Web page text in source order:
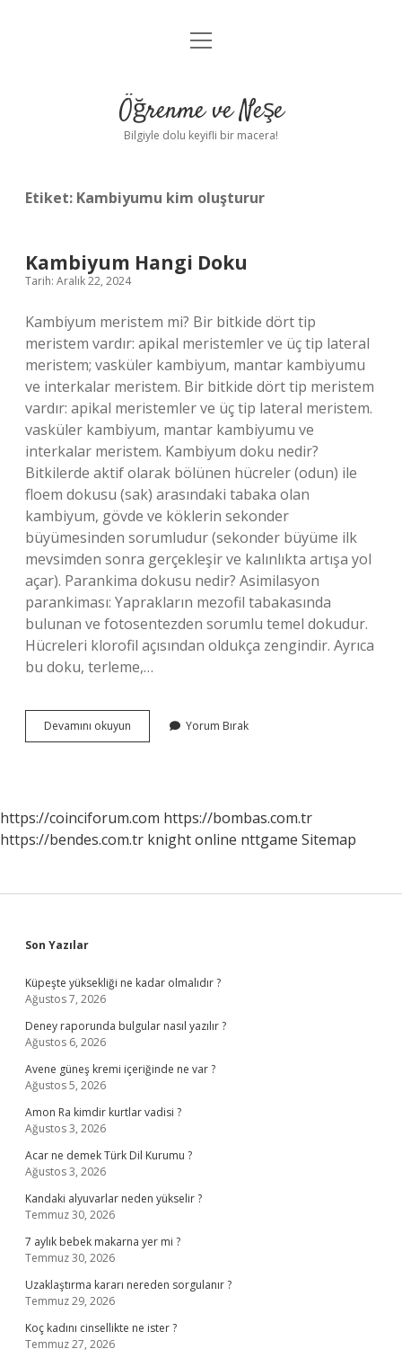
Anasayfa
Yasal Uyarı
menüyü
Öğrenme ve Neşe
Bilgiyle dolu keyifli bir macera!
Etiket: Kambiyumu kim oluşturur
Kambiyum Hangi Doku
Tarih: Aralık 22, 2024
Kambiyum meristem mi? Bir bitkide dört tip
meristem vardır: apikal meristemler ve üç tip lateral
meristem; vasküler kambiyum, mantar kambiyumu
ve interkalar meristem. Bir bitkide dört tip meristem
vardır: apikal meristemler ve üç tip lateral meristem.
vasküler kambiyum, mantar kambiyumu ve
interkalar meristem. Kambiyum doku nedir?
Bitkilerde aktif olarak bölünen hücreler (odun) ile
floem dokusu (sak) arasındaki tabaka olan
kambiyum, gövde ve köklerin sekonder
büyümesinden sorumludur (sekonder büyüme ilk
mevsimden sonra gerçekleşir ve kalınlıkta artışa yol
açar). Parankima dokusu nedir? Asimilasyon
parankiması: Yaprakların mezofil tabakasında
bulunan ve fotosentezden sorumlu temel dokudur.
Hücreleri klorofil açısından oldukça zengindir. Ayrıca
bu doku, terleme,…
Devamını okuyun Kambiyum
Hangi
Yorum Bırak
https://coinciforum.com https://bombas.com.tr
https://bendes.com.tr knight online nttgame Sitemap
Sidebar
Son Yazılar
Küpeşte yüksekliği ne kadar olmalıdır ?
Ağustos 7, 2026
Deney raporunda bulgular nasıl yazılır ?
Ağustos 6, 2026
Avene güneş kremi içeriğinde ne var ?
Ağustos 5, 2026
Amon Ra kimdir kurtlar vadisi ?
Ağustos 3, 2026
Acar ne demek Türk Dil Kurumu ?
Ağustos 3, 2026
Kandaki alyuvarlar neden yükselir ?
Temmuz 30, 2026
7 aylık bebek makarna yer mi ?
Temmuz 30, 2026
Uzaklaştırma kararı nereden sorgulanır ?
Temmuz 29, 2026
Koç kadını cinsellikte ne ister ?
Temmuz 27, 2026